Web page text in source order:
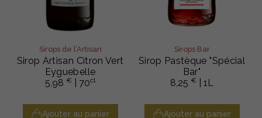
Sirops de l’Artisan
Sirop Artisan Citron Vert
Eyguebelle
5,98 € | 70cl
Ajouter au panier
Sirops Bar
Sirop Pastèque "Spécial
Bar"
8,25 € | 1L
Ajouter au panier